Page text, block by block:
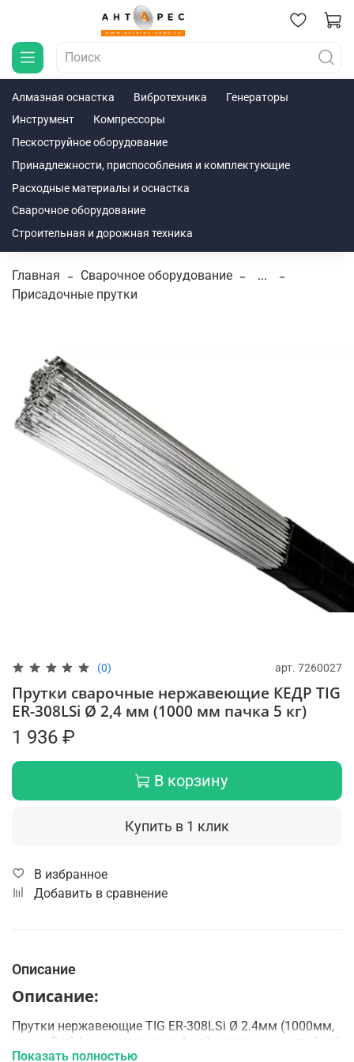
Алмазная оснастка Вибротехника
Генераторы
Инструмент
Компрессоры
Пескоструйное оборудование
Принадлежности, приспособления и комплектующие
Расходные материалы и оснастка
Сварочное оборудование
Строительная и дорожная техника
Главная Сварочное оборудование
...
Присадочные прутки
(0) арт. 7260027
Прутки сварочные нержавеющие КЕДР TIG
ER-308LSi Ø 2,4 мм (1000 мм пачка 5 кг)
1 936 ₽
В корзину
Купить в 1 клик
В избранное
Добавить в сравнение
Описание
Описание:
Прутки нержавеющие TIG ER-308LSi Ø 2.4мм (1000мм,
пачка 5кг) (цена указана за 1 кг.) коррозионностойкий
хромоникелевый сварочный пруток для
Показать полностью